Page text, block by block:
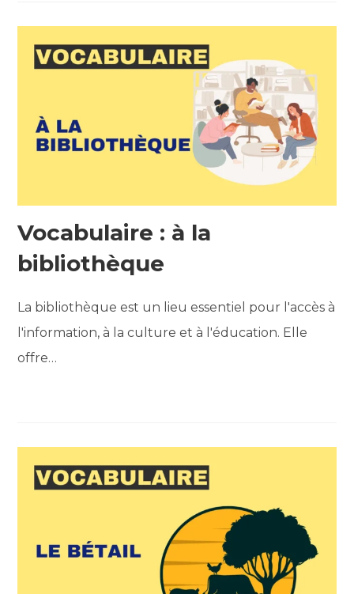
Vocabulaire : à la
bibliothèque
La bibliothèque est un lieu essentiel pour l'accès à
l'information, à la culture et à l'éducation. Elle
offre…